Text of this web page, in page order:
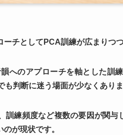
チとしてPCA訓練が広まりつつ
へのアプローチを軸とした訓
も判断に迷う場面が少なくありま
訓練頻度など複数の要因が関
が現状です。